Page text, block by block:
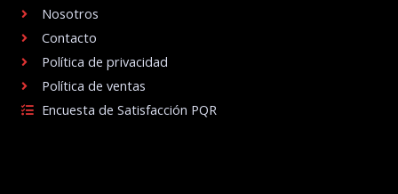
Nosotros
Contacto
Política de privacidad
Política de ventas
Encuesta de Satisfacción PQR